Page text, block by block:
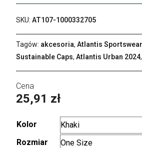
SKU: AT107-1000332705
Tagów: akcesoria, Atlantis
Sustainable Caps, Atlantis Urban 2024,
25,91 zł
Kolor
Rozmiar